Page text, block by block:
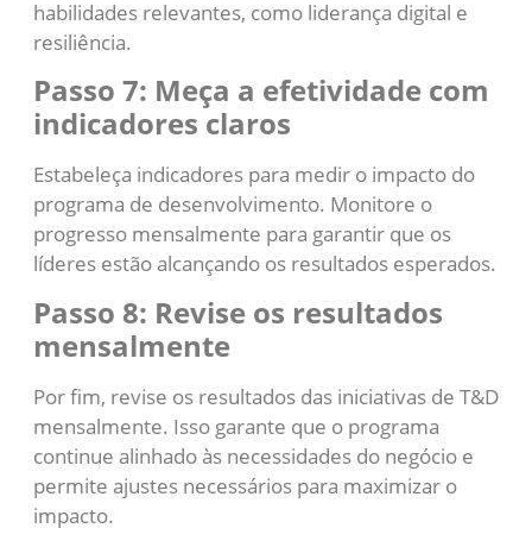
habilidades relevantes, como liderança digital e
resiliência.
Passo 7: Meça a efetividade com
indicadores claros
Estabeleça indicadores para medir o impacto do
programa de desenvolvimento. Monitore o
progresso mensalmente para garantir que os
líderes estão alcançando os resultados esperados.
Passo 8: Revise os resultados
mensalmente
Por fim, revise os resultados das iniciativas de T&D
mensalmente. Isso garante que o programa
continue alinhado às necessidades do negócio e
permite ajustes necessários para maximizar o
impacto.